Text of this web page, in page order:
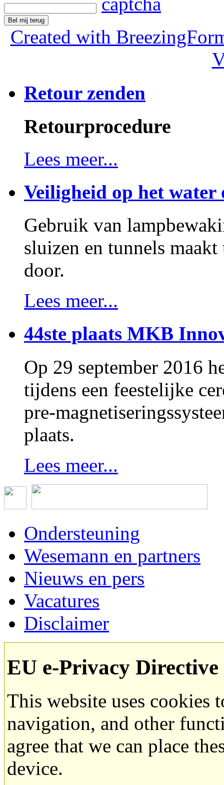
Bel mij terug
Created with
Retour zenden
Retourprocedure
Lees meer...
Veiligheid op het water
Gebruik van
sluizen en tunnels
door.
Lees meer...
44ste plaats MKB
Op 29 september 2016
tijdens een feestelijke
pre-
plaats.
Lees meer...
Ondersteuning
Wesemann en partners
Nieuws en pers
Vacatures
Disclaimer
EU e-Privacy Directive
This website uses cookies
navigation, and other
agree that we can place
device.